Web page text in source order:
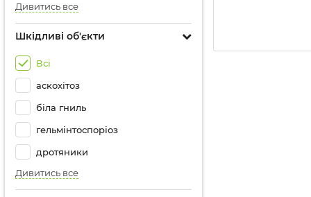
Дивитись все
Шкідливі об'єкти
Всі
аскохітоз
біла гниль
гельмінтоспоріоз
дротяники
Дивитись все